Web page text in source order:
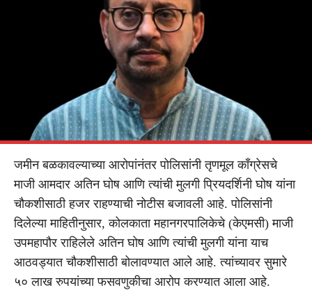
जमीन बळकावल्याच्या आरोपांनंतर पोलिसांनी तृणमूल काँग्रेसचे
माजी आमदार अतिन घोष आणि त्यांची मुलगी प्रियदर्शिनी घोष यांना
चौकशीसाठी हजर राहण्याची नोटीस बजावली आहे. पोलिसांनी
दिलेल्या माहितीनुसार, कोलकाता महानगरपालिकेचे (केएमसी) माजी
उपमहापौर राहिलेले अतिन घोष आणि त्यांची मुलगी यांना याच
आठवड्यात चौकशीसाठी बोलावण्यात आले आहे. त्यांच्यावर सुमारे
५० लाख रुपयांच्या फसवणुकीचा आरोप करण्यात आला आहे.